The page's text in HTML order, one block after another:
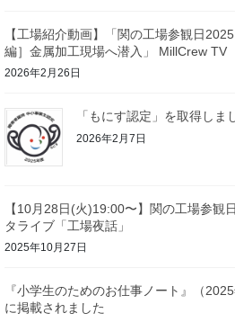
【工場紹介動画】「関の工場参観日
編］金属加工現場へ潜入」 MillCrew TV
2026年2月26日
「もにす認定」を取得しま
2026年2月7日
【10月28日(火)19:00〜】関の工場参観
タライブ「工場夜話」
2025年10月27日
『小学生のためのお仕事ノート』（2025
に掲載されました